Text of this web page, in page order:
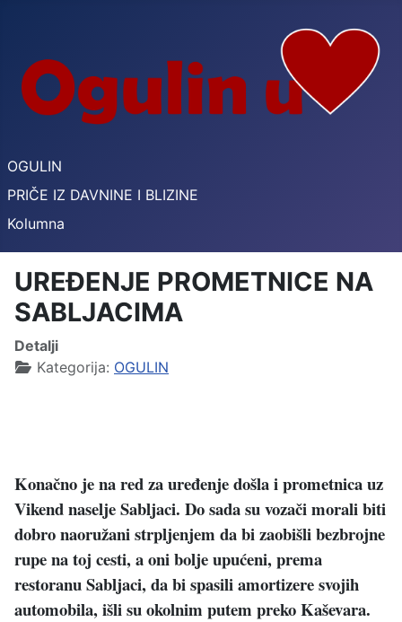
OGULIN
PRIČE IZ DAVNINE I BLIZINE
Kolumna
UREĐENJE PROMETNICE NA
SABLJACIMA
Detalji
Kategorija: OGULIN
Konačno je na red za uređenje došla i prometnica uz
Vikend naselje Sabljaci. Do sada su vozači morali biti
dobro naoružani strpljenjem da bi zaobišli bezbrojne
rupe na toj cesti, a oni bolje upućeni, prema
restoranu Sabljaci, da bi spasili amortizere svojih
automobila, išli su okolnim putem preko Kaševara.